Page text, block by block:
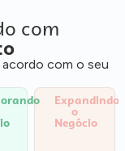
com
com o seu
Expandindo
o
Negócio